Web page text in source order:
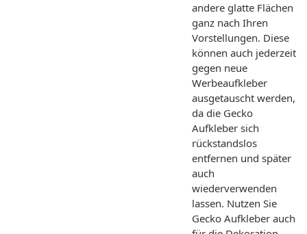
andere glatte Flächen
ganz nach Ihren
Vorstellungen. Diese
können auch jederzeit
gegen neue
Werbeaufkleber
ausgetauscht werden,
da die Gecko
Aufkleber sich
rückstandslos
entfernen und später
auch
wiederverwenden
lassen. Nutzen Sie
Gecko Aufkleber auch